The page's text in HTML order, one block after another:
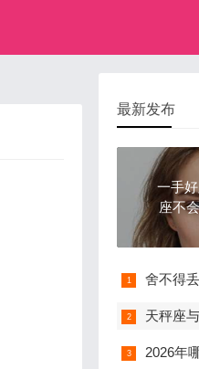
最新发布
一手
座不
舍不得
天秤座与狮
2026年哪